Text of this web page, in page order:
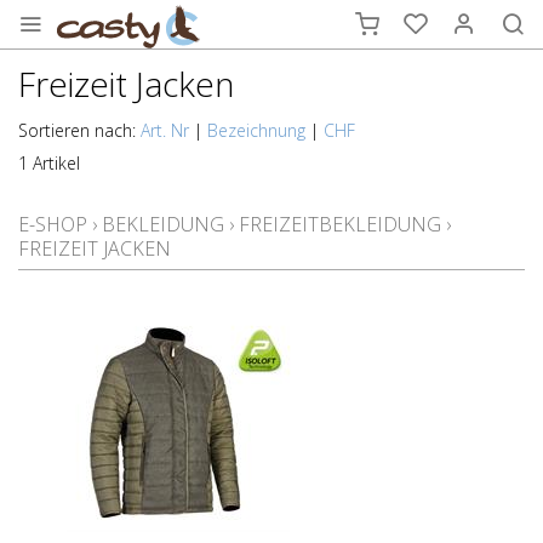
Freizeit Jacken
Sortieren nach: Art. Nr | Bezeichnung | CHF
1 Artikel
E-SHOP › BEKLEIDUNG › FREIZEITBEKLEIDUNG ›
FREIZEIT JACKEN